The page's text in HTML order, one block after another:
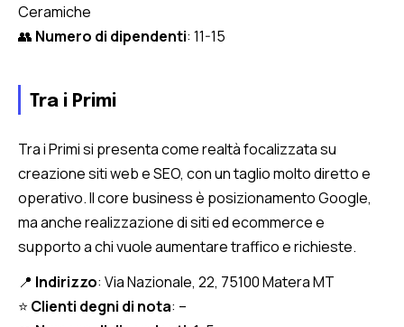
Ceramiche
👥 Numero di dipendenti: 11-15
Tra i Primi
Tra i Primi si presenta come realtà focalizzata su
creazione siti web e SEO, con un taglio molto diretto e
operativo. Il core business è posizionamento Google,
ma anche realizzazione di siti ed ecommerce e
supporto a chi vuole aumentare traffico e richieste.
📍 Indirizzo: Via Nazionale, 22, 75100 Matera MT
⭐ Clienti degni di nota: –